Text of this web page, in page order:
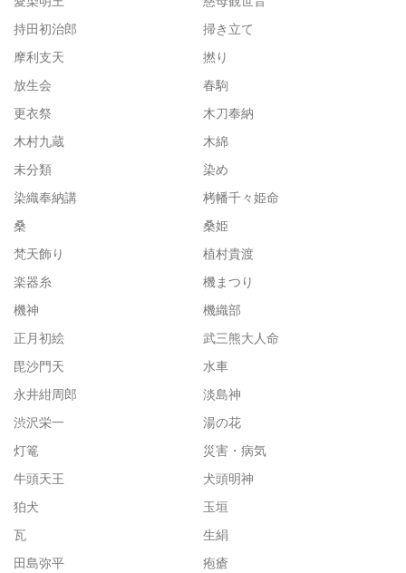
持田初治郎
掃き立て
摩利支天
撚り
放生会
春駒
更衣祭
木刀奉納
木村九蔵
木綿
未分類
染め
染織奉納講
栲幡千々姫命
桑
桑姫
梵天飾り
植村貴渡
楽器糸
機まつり
機神
機織部
正月初絵
武三熊大人命
毘沙門天
水車
永井紺周郎
淡島神
渋沢栄一
湯の花
灯篭
災害・病気
牛頭天王
犬頭明神
狛犬
玉垣
瓦
生絹
田島弥平
疱瘡